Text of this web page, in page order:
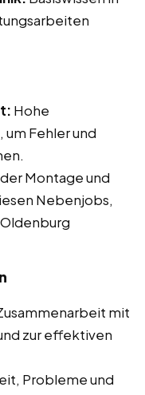
Hohe
Fehler und
Montage und
Nebenjobs,
mit
zur effektiven
Probleme und